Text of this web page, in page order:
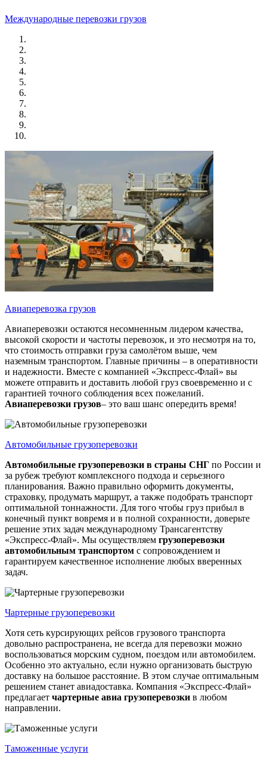
Международные перевозки грузов
Авиаперевозка грузов
Авиаперевозки остаются несомненным лидером качества,
высокой скорости и частоты перевозок, и это несмотря на то,
что стоимость отправки груза самолётом выше, чем
наземным транспортом. Главные причины – в оперативности
и надежности. Вместе с компанией «Экспресс-Флай» вы
можете отправить и доставить любой груз своевременно и с
гарантией точного соблюдения всех пожеланий.
Авиаперевозки грузов– это ваш шанс опередить время!
Автомобильные грузоперевозки
Автомобильные грузоперевозки в страны СНГ по России и
за рубеж требуют комплексного подхода и серьезного
планирования. Важно правильно оформить документы,
страховку, продумать маршрут, а также подобрать транспорт
оптимальной тоннажности. Для того чтобы груз прибыл в
конечный пункт вовремя и в полной сохранности, доверьте
решение этих задач международному Трансагентству
«Экспресс-Флай». Мы осуществляем грузоперевозки
автомобильным транспортом с сопровождением и
гарантируем качественное исполнение любых вверенных
задач.
Чартерные грузоперевозки
Хотя сеть курсирующих рейсов грузового транспорта
довольно распространена, не всегда для перевозки можно
воспользоваться морским судном, поездом или автомобилем.
Особенно это актуально, если нужно организовать быструю
доставку на большое расстояние. В этом случае оптимальным
решением станет авиадоставка. Компания «Экспресс-Флай»
предлагает чартерные авиа грузоперевозки в любом
направлении.
Таможенные услуги